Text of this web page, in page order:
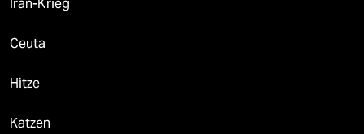
Iran-Krieg
Ceuta
Hitze
Katzen